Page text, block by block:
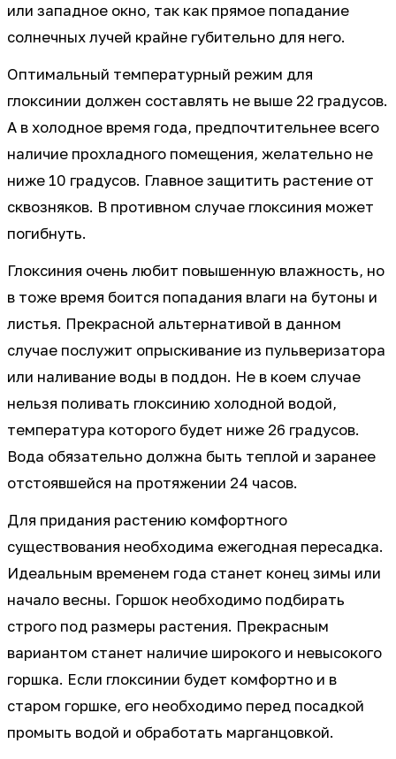
или западное окно, так как прямое попадание
солнечных лучей крайне губительно для него.
Оптимальный температурный режим для
глоксинии должен составлять не выше 22 градусов.
А в холодное время года, предпочтительнее всего
наличие прохладного помещения, желательно не
ниже 10 градусов. Главное защитить растение от
сквозняков. В противном случае глоксиния может
погибнуть.
Глоксиния очень любит повышенную влажность, но
в тоже время боится попадания влаги на бутоны и
листья. Прекрасной альтернативой в данном
случае послужит опрыскивание из пульверизатора
или наливание воды в поддон. Не в коем случае
нельзя поливать глоксинию холодной водой,
температура которого будет ниже 26 градусов.
Вода обязательно должна быть теплой и заранее
отстоявшейся на протяжении 24 часов.
Для придания растению комфортного
существования необходима ежегодная пересадка.
Идеальным временем года станет конец зимы или
начало весны. Горшок необходимо подбирать
строго под размеры растения. Прекрасным
вариантом станет наличие широкого и невысокого
горшка. Если глоксинии будет комфортно и в
старом горшке, его необходимо перед посадкой
промыть водой и обработать марганцовкой.